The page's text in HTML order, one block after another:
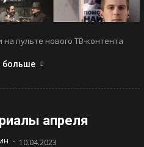
пульте нового ТВ-контента
больше
апреля
- 10.04.2023